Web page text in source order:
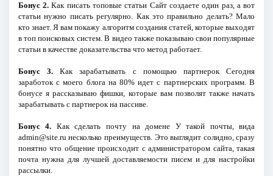
Бонус 2. Как писать топовые статьи Сайт создаете один раз, а вот
статьи нужно писать регулярно. Как это правильно делать? Мало
кто знает. Я вам покажу алгоритм создания статей, которые выходят
в топ поисковых систем. В видео также показываю свои популярные
статьи в качестве доказательства что метод работает.
Бонус 3. Как зарабатывать с помощью партнерок Сегодня
заработок с моего блога на 80% идет с партнерских программ. В
бонусе я рассказываю фишки, которые вам позволят также начать
зарабатывать с партнерок на пассиве.
Бонус 4. Как сделать почту на домене У такой почты, вида
admin@site.ru несколько преимуществ. Это выглядит солидно, сразу
понятно что общение происходит с администратором сайта, такая
почта нужна для лучшей доставляемости писем и для настройки
рассылки.